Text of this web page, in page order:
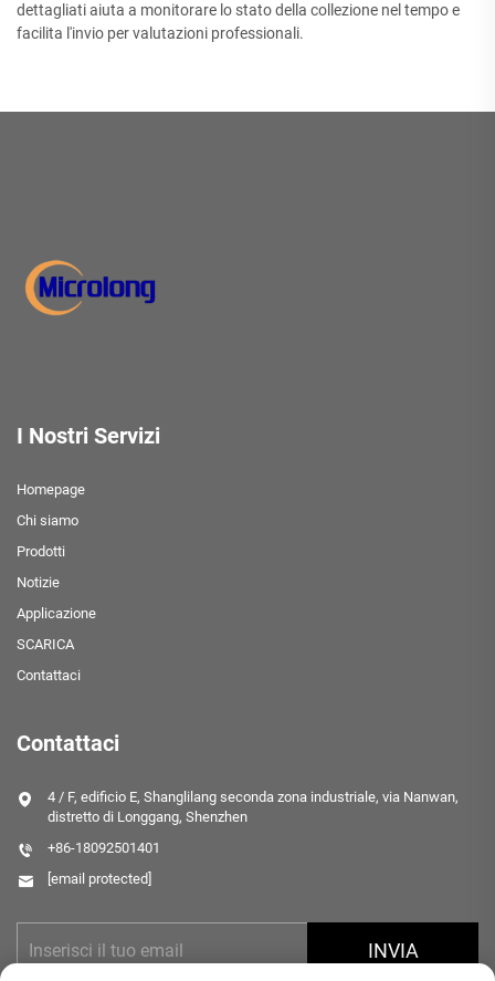
dettagliati aiuta a monitorare lo stato della collezione nel tempo e
facilita l'invio per valutazioni professionali.
I Nostri Servizi
Homepage
Chi siamo
Prodotti
Notizie
Applicazione
SCARICA
Contattaci
Contattaci
4 / F, edificio E, Shanglilang seconda zona industriale, via Nanwan,
distretto di Longgang, Shenzhen
+86-18092501401
[email protected]
INVIA